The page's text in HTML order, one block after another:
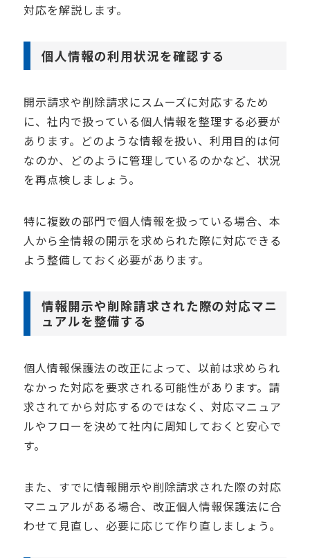
対応を解説します。
個人情報の利用状況を確認する
開示請求や削除請求にスムーズに対応するため
に、社内で扱っている個人情報を整理する必要が
あります。どのような情報を扱い、利用目的は何
なのか、どのように管理しているのかなど、状況
を再点検しましょう。
特に複数の部門で個人情報を扱っている場合、本
人から全情報の開示を求められた際に対応できる
よう整備しておく必要があります。
情報開示や削除請求された際の対応マニ
ュアルを整備する
個人情報保護法の改正によって、以前は求められ
なかった対応を要求される可能性があります。請
求されてから対応するのではなく、対応マニュア
ルやフローを決めて社内に周知しておくと安心で
す。
また、すでに情報開示や削除請求された際の対応
マニュアルがある場合、改正個人情報保護法に合
わせて見直し、必要に応じて作り直しましょう。